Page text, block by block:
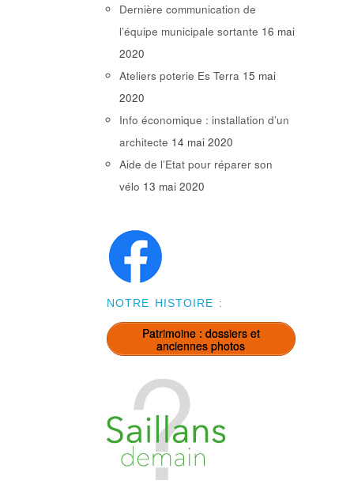
Dernière communication de
l’équipe municipale sortante 16 mai
2020
Ateliers poterie Es Terra 15 mai
2020
Info économique : installation d’un
architecte 14 mai 2020
Aide de l’Etat pour réparer son
vélo 13 mai 2020
NOTRE HISTOIRE :
Patrimoine : dossiers et
anciennes photos